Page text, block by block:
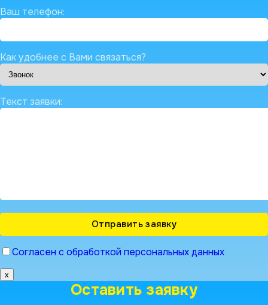
Ваш телефон:
Как удобнее с Вами связаться?
Текст заявки:
Согласен с обработкой персональных данных
x
Оставить заявку